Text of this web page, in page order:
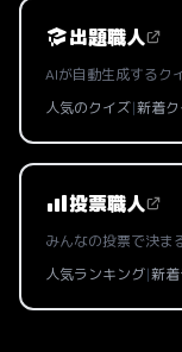
出題職人
AIが自動生成するク
人気のクイズ|新着
投票職人
みんなの投票で決ま
人気ランキング|新